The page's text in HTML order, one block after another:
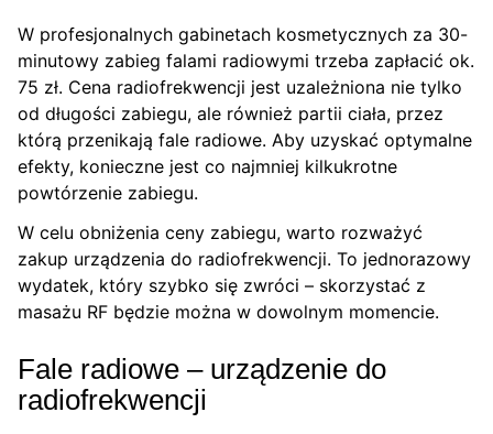
W profesjonalnych gabinetach kosmetycznych za 30-
minutowy zabieg falami radiowymi trzeba zapłacić ok.
75 zł. Cena radiofrekwencji jest uzależniona nie tylko
od długości zabiegu, ale również partii ciała, przez
którą przenikają fale radiowe. Aby uzyskać optymalne
efekty, konieczne jest co najmniej kilkukrotne
powtórzenie zabiegu.
W celu obniżenia ceny zabiegu, warto rozważyć
zakup urządzenia do radiofrekwencji. To jednorazowy
wydatek, który szybko się zwróci – skorzystać z
masażu RF będzie można w dowolnym momencie.
Fale radiowe – urządzenie do
radiofrekwencji